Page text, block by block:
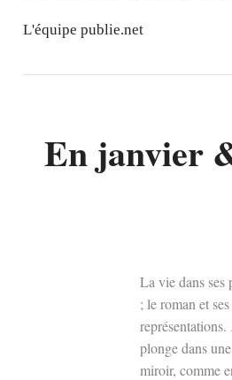
L'équipe publie.net
En janvier
La vie dans ses
; le roman et ses
représentations.
plonge dans
miroir, comme